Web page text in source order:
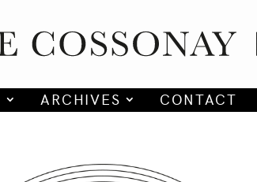
ARCHIVES CONTACT